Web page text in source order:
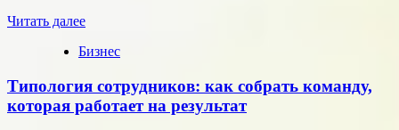
Читать далееПрочитать
о
компаний
«Элемент»
развивает
Бизнес
Типология сотрудников: как собрать команду,
которая работает на результат